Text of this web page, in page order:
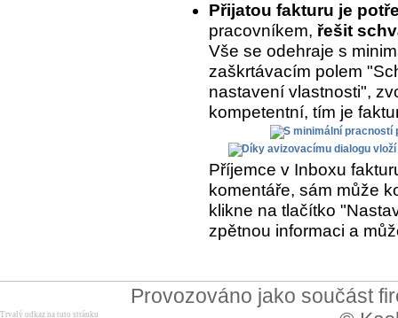
Přijatou fakturu je
pracovníkem, řešit
Vše se odehraje s
zaškrtávacím polem
nastavení vlastnosti",
kompetentní, tím je
Příjemce v Inboxu
komentáře, sám může
klikne na tlačítko
zpětnou informaci a
Provozováno jako součást
Trvalý odkaz na tuto stránku